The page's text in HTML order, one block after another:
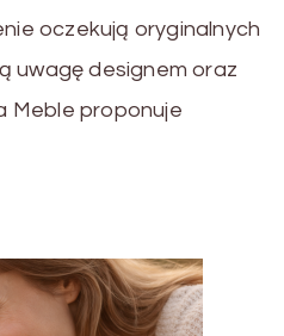
oczekują oryginalnych
uwagę designem oraz
Meble proponuje